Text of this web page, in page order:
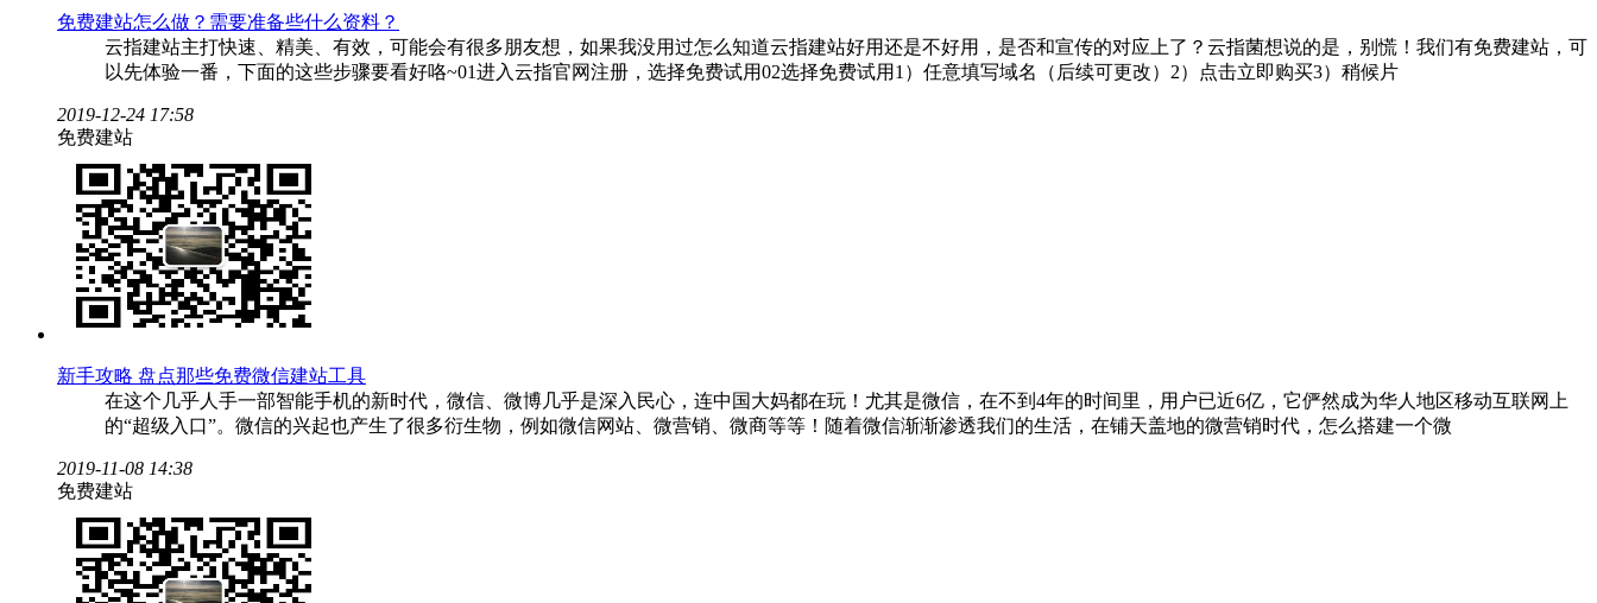
免费建站怎么做？需要准备些什么资料？
云指建站主打快速、精美、有效，可能会有很多朋友想，如果我没用过怎么知道云指建站好用还是不好用，是否和宣传的对应上了？云指菌想说的是，别慌！我们有免费建站，可
以先体验一番，下面的这些步骤要看好咯~01进入云指官网注册，选择免费试用02选择免费试用1）任意填写域名（后续可更改）2）点击立即购买3）稍候片
2019-12-24 17:58
免费建站
新手攻略 盘点那些免费微信建站工具
在这个几乎人手一部智能手机的新时代，微信、微博几乎是深入民心，连中国大妈都在玩！尤其是微信，在不到4年的时间里，用户已近6亿，它俨然成为华人地区移动互联网上
的“超级入口”。微信的兴起也产生了很多衍生物，例如微信网站、微营销、微商等等！随着微信渐渐渗透我们的生活，在铺天盖地的微营销时代，怎么搭建一个微
2019-11-08 14:38
免费建站